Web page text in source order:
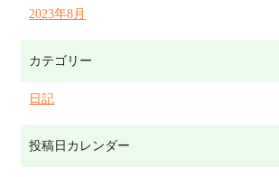
2023年8月
カテゴリー
日記
投稿日カレンダー